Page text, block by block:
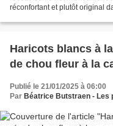
réconfortant et plutôt original
Haricots blancs à
de chou fleur à la
Publié le 21/01/2025 à 06:00
Par Béatrice Butstraen - Les